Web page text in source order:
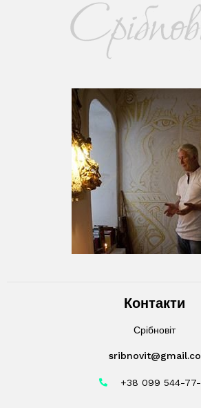
Контакти
Срібновіт
+38 099 544-77-